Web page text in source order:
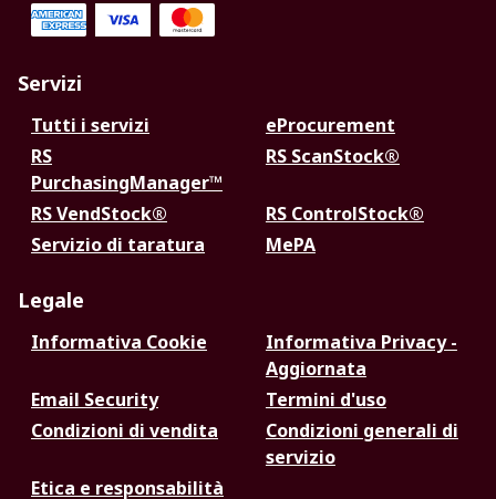
Servizi
Tutti i servizi
eProcurement
RS
PurchasingManager™
RS ScanStock®
RS VendStock®
RS ControlStock®
Servizio di taratura
MePA
Legale
Informativa Cookie
Informativa Privacy -
Aggiornata
Email Security
Termini d'uso
Condizioni di vendita
Condizioni generali di
servizio
Etica e responsabilità